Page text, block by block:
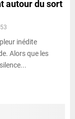
autour du sort
inédite
Alors que les